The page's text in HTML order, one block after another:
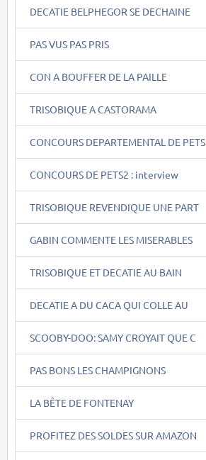
DECATIE BELPHEGOR SE DECHAINE
PAS VUS PAS PRIS
CON A BOUFFER DE LA PAILLE
TRISOBIQUE A CASTORAMA
CONCOURS DEPARTEMENTAL DE PETS
CONCOURS DE PETS2 : interview
TRISOBIQUE REVENDIQUE UNE PART
GABIN COMMENTE LES MISERABLES
TRISOBIQUE ET DECATIE AU BAIN
DECATIE A DU CACA QUI COLLE AU
SCOOBY-DOO: SAMY CROYAIT QUE C
PAS BONS LES CHAMPIGNONS
LA BÊTE DE FONTENAY
PROFITEZ DES SOLDES SUR AMAZON